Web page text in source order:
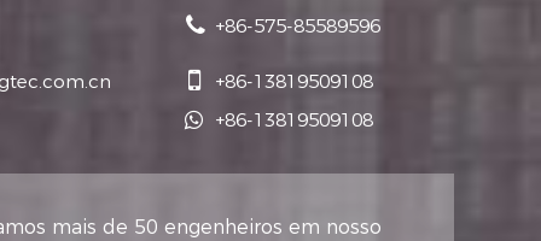
+86-575-85589596
+86-13819509108
+86-13819509108
mais de 50 engenheiros em nosso